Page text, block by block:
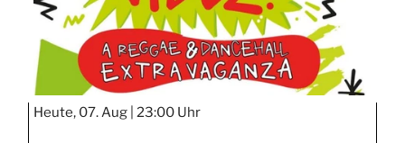
Heute, 07. Aug | 23:00 Uhr